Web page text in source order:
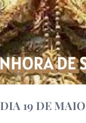
DIA 19 DE MAIO